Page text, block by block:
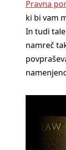
Pravna
ki bi vam
In tudi
namreč